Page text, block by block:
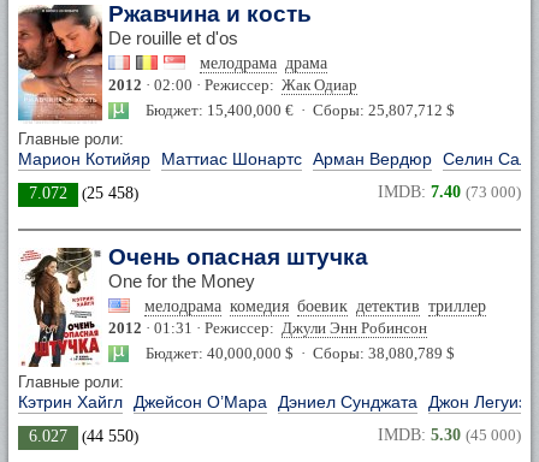
Ржавчина и кость
De rouille et d'os
мелодрама драма
2012 · 02:00 · Режиссер: Жак Одиар
Бюджет: 15,400,000 € · Сборы: 25,807,712 $
Главные роли:
Марион Котийяр Маттиас Шонартс Арман Вердюр Селин
7.072 (25 458) IMDB: 7.40 (73 000)
Очень опасная штучка
One for the Money
мелодрама комедия боевик детектив триллер
2012 · 01:31 · Режиссер: Джули Энн Робинсон
Бюджет: 40,000,000 $ · Сборы: 38,080,789 $
Главные роли:
Кэтрин Хайгл Джейсон О’Мара Дэниел Сунджата Джон
6.027 (44 550) IMDB: 5.30 (45 000)